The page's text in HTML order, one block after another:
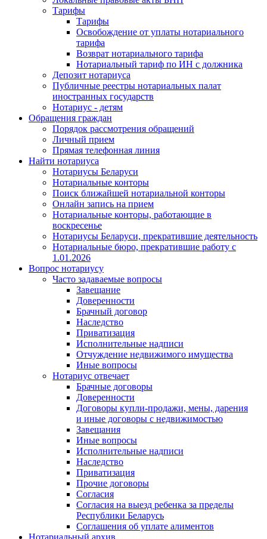
Тарифы
Тарифы
Освобождение от уплаты нотариального
тарифа
Возврат нотариального тарифа
Нотариальный тариф по ИН с должника
Депозит нотариуса
Публичные реестры нотариальных палат
иностранных государств
Нотариус - детям
Обращения граждан
Порядок рассмотрения обращений
Личный прием
Прямая телефонная линия
Найти нотариуса
Нотариусы Беларуси
Нотариальные конторы
Поиск ближайшей нотариальной конторы
Онлайн запись на прием
Нотариальные конторы, работающие в
воскресенье
Нотариусы Беларуси, прекратившие деятельность
Нотариальные бюро, прекратившие работу с
1.01.2026
Вопрос нотариусу
Часто задаваемые вопросы
Завещание
Доверенности
Брачный договор
Наследство
Приватизация
Исполнительные надписи
Отчуждение недвижимого имущества
Иные вопросы
Нотариус отвечает
Брачные договоры
Доверенности
Договоры купли-продажи, мены, дарения
и иные договоры с недвижимостью
Завещания
Иные вопросы
Исполнительные надписи
Наследство
Приватизация
Прочие договоры
Согласия
Согласия на выезд ребенка за пределы
Республики Беларусь
Соглашения об уплате алиментов
Нотариальный архив